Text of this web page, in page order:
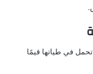
في طياتها قيمًا